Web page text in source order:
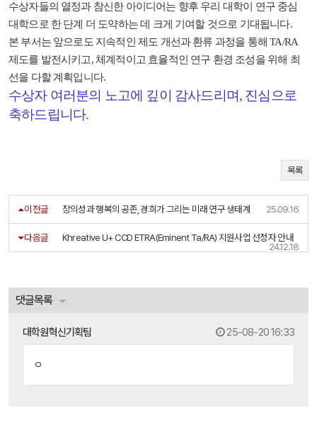
수상자들의 열정과 참신한 아이디어는 향후 우리 대학이 연구 중심
대학으로 한 단계 더 도약하는 데 크게 기여할 것으로 기대됩니다.
본 부서는 앞으로도 지속적인 제도 개선과 환류 과정을 통해 TA/RA
제도를 발전시키고, 체계적이고 효율적인 연구 환경 조성을 위해 최
선을 다할 계획입니다.
수상자 여러분의 노고에 깊이 감사드리며, 진심으로
축하드립니다.
목록
이전글 창의성과 행복의 공존, 경희가 그리는 미래 연구 생태계 25.09.16
다음글
Khreative U+ CCD ETRA(Eminent Ta/RA) 지원사업 선정자 안내
24.12.18
댓글목록
대학원혁신기획팀 25-08-20 16:33
ㅇ